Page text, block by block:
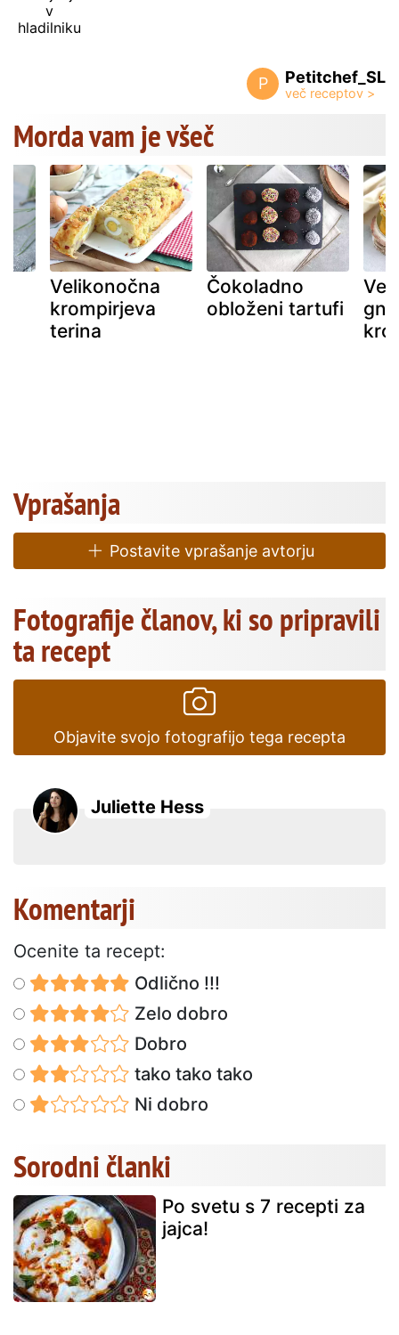
v
hladilniku
P Petitchef_SL
Morda vam je všeč
Velikonočna
krompirjeva
terina
Čokoladno
obloženi tartufi
Vprašanja
Postavite vprašanje avtorju
Fotografije članov, ki so pripravili
ta recept
Objavite svojo fotografijo tega recepta
Juliette Hess
Komentarji
Ocenite ta recept:
Odlično !!!
Zelo dobro
Dobro
tako tako tako
Ni dobro
Sorodni članki
Po svetu s 7 recepti za
jajca!